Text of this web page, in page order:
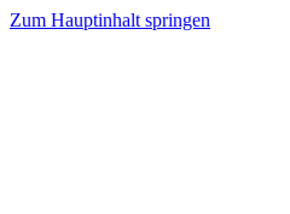
Zum Hauptinhalt springen